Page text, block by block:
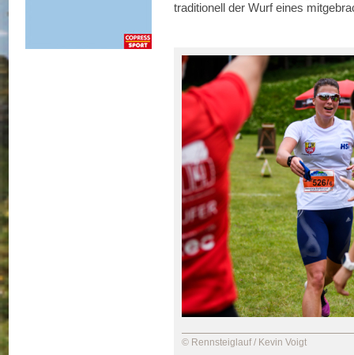
traditionell der Wurf eines
© Rennsteiglauf / Kevin Voigt